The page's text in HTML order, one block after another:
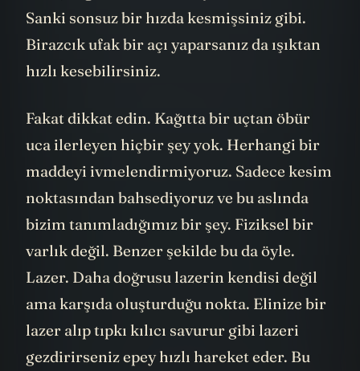
anda, kağıdın iki ucu da aynı anda kesilir.
Sanki sonsuz bir hızda kesmişsiniz gibi.
Birazcık ufak bir açı yaparsanız da ışıktan
Fakat dikkat edin. Kağıtta bir uçtan öbür
uca ilerleyen hiçbir şey yok. Herhangi bir
maddeyi ivmelendirmiyoruz. Sadece kesim
noktasından bahsediyoruz ve bu aslında
bizim tanımladığımız bir şey. Fiziksel bir
varlık değil. Benzer şekilde bu da öyle.
Lazer. Daha doğrusu lazerin kendisi değil
ama karşıda oluşturduğu nokta. Elinize bir
lazer alıp tıpkı kılıcı savurur gibi lazeri